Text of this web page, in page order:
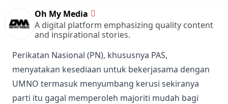
Oh My Media
A digital platform emphasizing quality content
and inspirational stories.
Perikatan Nasional (PN), khususnya PAS,
menyatakan kesediaan untuk bekerjasama dengan
UMNO termasuk menyumbang kerusi sekiranya
parti itu gagal memperoleh majoriti mudah bagi